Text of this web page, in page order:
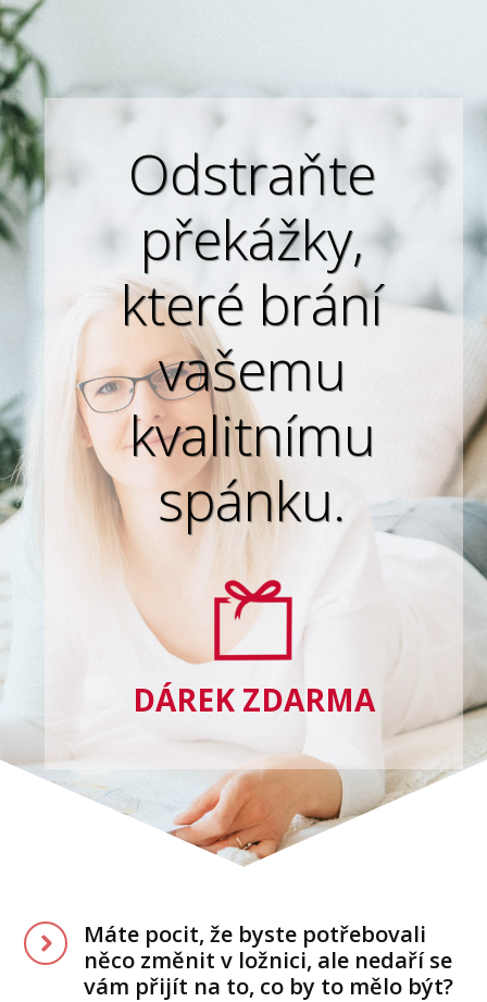
Odstraňte
překážky,
které brání
vašemu
kvalitnímu
spánku.
DÁREK ZDARMA
Máte pocit, že byste potřebovali
něco změnit v ložnici, ale nedaří se
vám přijít na to, co by to mělo být?